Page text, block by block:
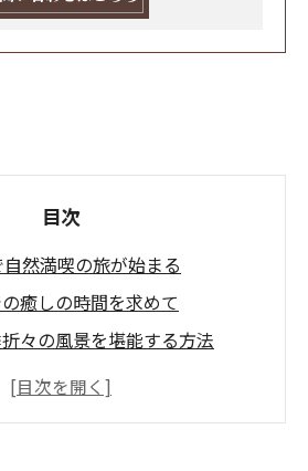
目次
然満喫の旅が始まる
癒しの時間を求めて
々の風景を堪能する方法
で感じる大自然の迫力